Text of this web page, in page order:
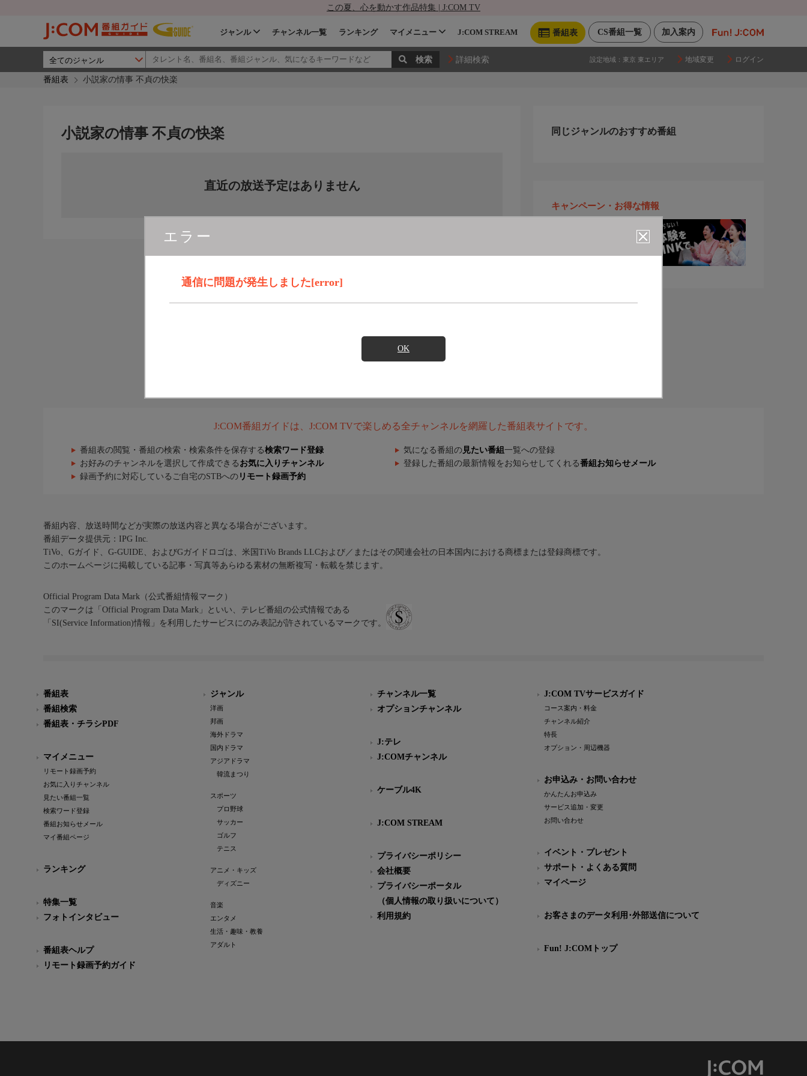
この夏、心を動かす作品特集 | J:COM TV
加入案内
CS番組一覧
番組表
ジャンル チャンネル一覧 ランキング マイメニュー J:COM STREAM
詳細検索 設定地域： 東京 東エリア 地域変更 ログイン
番組表 小説家の情事 不貞の快楽
エラー
通信に問題が発生しました[error]
OK
小説家の情事 不貞の快楽
直近の放送予定はありません
同じジャンルのおすすめ番組
キャンペーン・お得な情報
J:COM番組ガイドは、J:COM TVで楽しめる全チャンネルを網羅した番組表サイトです。
番組表の閲覧・番組の検索・検索条件を保存する検索ワード登録 気になる番組の 見たい番組 一覧への登録
お好みのチャンネルを選択して作成できる お気に入りチャンネル 登録した番組の最新情報をお知らせしてくれる番組お知らせメール
録画予約に対応しているご自宅のSTBへの リモート録画予約
番組内容、放送時間などが実際の放送内容と異なる場合がございます。
番組データ提供元：IPG Inc.
TiVo、Gガイド、G-GUIDE、およびGガイドロゴは、米国TiVo Brands LLCおよび／またはその関連会社の日本国内における商標または登録商標です。
このホームページに掲載している記事・写真等あらゆる素材の無断複写・転載を禁じます。
Official Program Data Mark（公式番組情報マーク）
このマークは「Official Program Data Mark」といい、テレビ番組の公式情報である
「SI(Service Information)情報」を利用したサービスにのみ表記が許されているマークです。
番組表
番組検索
番組表・チラシPDF
マイメニュー
リモート録画予約
お気に入りチャンネル
見たい番組一覧
検索ワード登録
番組お知らせメール
マイ番組ページ
ランキング
特集一覧
フォトインタビュー
番組表ヘルプ
リモート録画予約ガイド
ジャンル
洋画
邦画
海外ドラマ
国内ドラマ
アジアドラマ
韓流まつり
スポーツ
プロ野球
サッカー
ゴルフ
テニス
アニメ・キッズ
ディズニー
音楽
エンタメ
生活・趣味・教養
アダルト
チャンネル一覧
オプションチャンネル
J:テレ
J:COMチャンネル
ケーブル4K
J:COM STREAM
プライバシーポリシー
会社概要
プライバシーポータル
（個人情報の取り扱いについて）
利用規約
J:COM TVサービスガイド
コース案内・料金
チャンネル紹介
特長
オプション・周辺機器
お申込み・お問い合わせ
かんたんお申込み
サービス追加・変更
お問い合わせ
イベント・プレゼント
サポート・よくある質問
マイページ
お客さまのデータ利用･外部送信について
Fun! J:COMトップ